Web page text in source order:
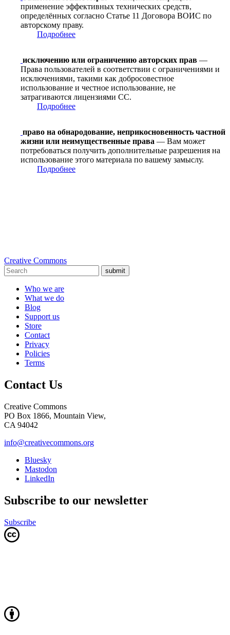
применение эффективных технических средств,
определённых согласно Статье 11 Договора ВОИС по
авторскому праву.
Подробнее
исключению или ограничению авторских прав —
Права пользователей в соответствии с ограничениями и
исключениями, такими как добросовестное
использование и честное использование, не
затрагиваются лицензиями CC.
Подробнее
право на обнародование, неприкосновенность частной
жизни или неимущественные права — Вам может
потребоваться получить дополнительные разрешения на
использование этого материала по вашему замыслу.
Подробнее
Creative Commons
submit
Who we are
What we do
Blog
Support us
Store
Contact
Privacy
Policies
Terms
Contact Us
Creative Commons
PO Box 1866, Mountain View,
CA 94042
info@creativecommons.org
Bluesky
Mastodon
LinkedIn
Subscribe to our newsletter
Subscribe